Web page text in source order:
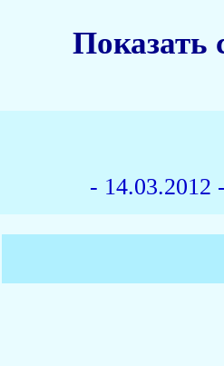
Показать
- 14.03.2012